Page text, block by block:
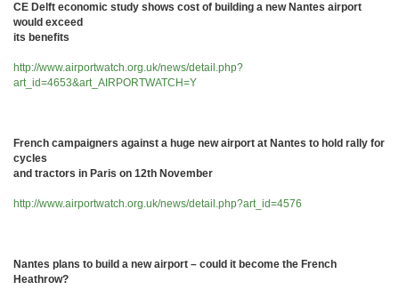
CE Delft economic study shows cost of building a new Nantes airport
would exceed
its benefits
http://www.airportwatch.org.uk/news/detail.php?
art_id=4653&art_AIRPORTWATCH=Y
French campaigners against a huge new airport at Nantes to hold rally for
cycles
and tractors in Paris on 12th November
http://www.airportwatch.org.uk/news/detail.php?art_id=4576
Nantes plans to build a new airport – could it become the French
Heathrow?